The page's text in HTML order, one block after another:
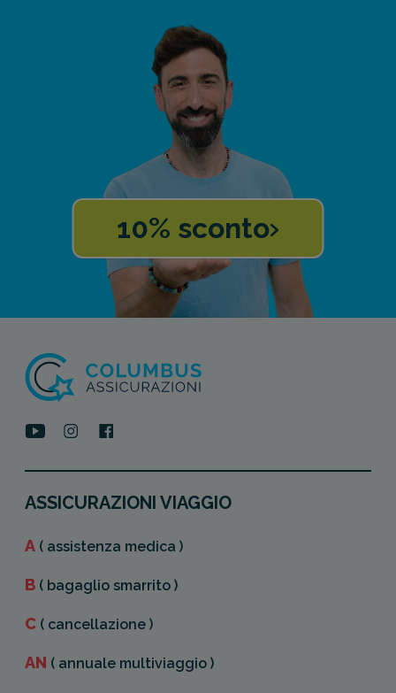
10% sconto
ASSICURAZIONI VIAGGIO
A ( assistenza medica )
B ( bagaglio smarrito )
C ( cancellazione )
AN ( annuale multiviaggio )